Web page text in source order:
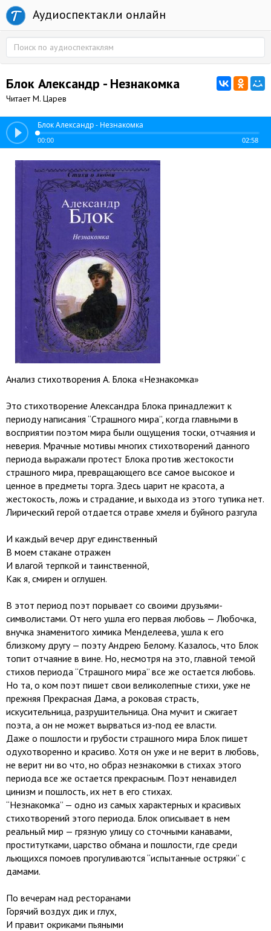
Аудиоспектакли онлайн
Блок Александр - Незнакомка
Читает М. Царев
Блок Александр - Незнакомка
00:00 02:58
Анализ стихотворения А. Блока «Незнакомка»
Это стихотворение Александра Блока принадлежит к
периоду написания “Страшного мира”, когда главными в
восприятии поэтом мира были ощущения тоски, отчаяния и
неверия. Мрачные мотивы многих стихотворений данного
периода выражали протест Блока против жестокости
страшного мира, превращающего все самое высокое и
ценное в предметы торга. Здесь царит не красота, а
жестокость, ложь и страдание, и выхода из этого тупика нет.
Лирический герой отдается отраве хмеля и буйного разгула
И каждый вечер друг единственный
В моем стакане отражен
И влагой терпкой и таинственной,
Как я, смирен и оглушен.
В этот период поэт порывает со своими друзьями-
символистами. От него ушла его первая любовь — Любочка,
внучка знаменитого химика Менделеева, ушла к его
близкому другу — поэту Андрею Белому. Казалось, что Блок
топит отчаяние в вине. Но, несмотря на это, главной темой
стихов периода “Страшного мира” все же остается любовь.
Но та, о ком поэт пишет свои великолепные стихи, уже не
прежняя Прекрасная Дама, а роковая страсть,
искусительница, разрушительница. Она мучит и сжигает
поэта, а он не может вырваться из-под ее власти.
Даже о пошлости и грубости страшного мира Блок пишет
одухотворенно и красиво. Хотя он уже и не верит в любовь,
не верит ни во что, но образ незнакомки в стихах этого
периода все же остается прекрасным. Поэт ненавидел
цинизм и пошлость, их нет в его стихах.
“Незнакомка” — одно из самых характерных и красивых
стихотворений этого периода. Блок описывает в нем
реальный мир — грязную улицу со сточными канавами,
проститутками, царство обмана и пошлости, где среди
льющихся помоев прогуливаются “испытанные остряки” с
дамами.
По вечерам над ресторанами
Горячий воздух дик и глух,
И правит окриками пьяными